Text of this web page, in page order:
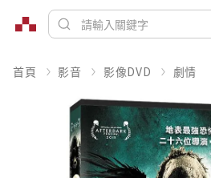
首頁 影音 影像DVD 劇情